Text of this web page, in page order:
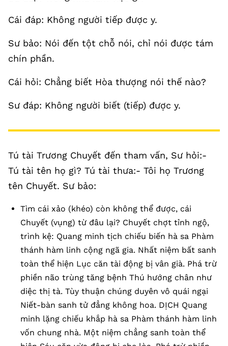
Cái đáp: Không người tiếp được y.
Sư bảo: Nói đến tột chỗ nói, chỉ nói được tám
chín phần.
Cái hỏi: Chẳng biết Hòa thượng nói thế nào?
Sư đáp: Không người biết (tiếp) được y.
Tú tài Trương Chuyết đến tham vấn, Sư hỏi:-
Tú tài tên họ gì? Tú tài thưa:- Tôi họ Trương
tên Chuyết. Sư bảo:
Tìm cái xảo (khéo) còn không thể được, cái
Chuyết (vụng) từ đâu lại? Chuyết chợt tỉnh ngộ,
trình kệ: Quang minh tịch chiếu biến hà sa Phàm
thánh hàm linh cộng ngã gia. Nhất niệm bất sanh
toàn thể hiện Lục căn tài động bị vân già. Phá trừ
phiền não trùng tăng bệnh Thú hướng chân như
diệc thị tà. Tùy thuận chúng duyên vô quái ngại
Niết-bàn sanh tử đẳng không hoa. DỊCH Quang
minh lặng chiếu khắp hà sa Phàm thánh hàm linh
vốn chung nhà. Một niệm chẳng sanh toàn thể